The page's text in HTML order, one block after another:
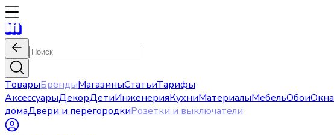
ТоварыБрендыМагазиныСтатьиТарифы
АксессуарыДекорДетиИнженерияКухниМатериалыМебельОбоиОкна
домаДвери и перегородкиРозетки и выключатели